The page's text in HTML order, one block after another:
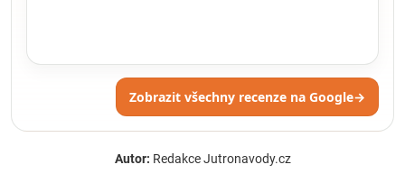
Zobrazit všechny recenze na Google→
Autor: Redakce Jutronavody.cz